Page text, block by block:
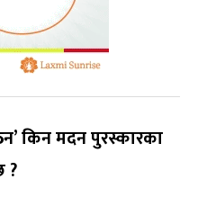
किन मदन पुरस्कारका
?